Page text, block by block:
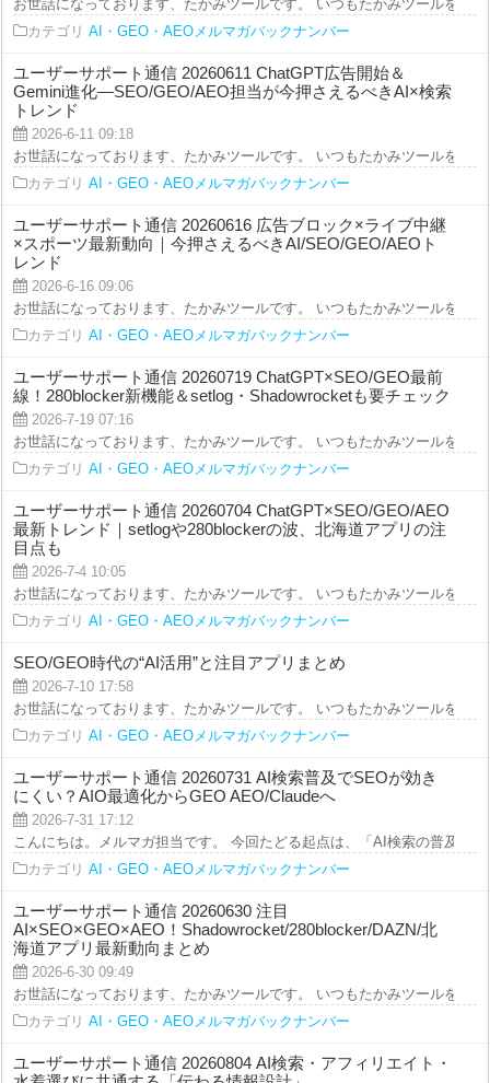
お世話になっております、たかみツールです。 いつもたかみツールをご
カテゴリ AI・GEO・AEOメルマガバックナンバー
ユーザーサポート通信 20260611 ChatGPT広告開始＆
Gemini進化—SEO/GEO/AEO担当が今押さえるべきAI×検索
トレンド
2026-6-11 09:18
お世話になっております、たかみツールです。 いつもたかみツールをご
カテゴリ AI・GEO・AEOメルマガバックナンバー
ユーザーサポート通信 20260616 広告ブロック×ライブ中継
×スポーツ最新動向｜今押さえるべきAI/SEO/GEO/AEOト
レンド
2026-6-16 09:06
お世話になっております、たかみツールです。 いつもたかみツールをご
カテゴリ AI・GEO・AEOメルマガバックナンバー
ユーザーサポート通信 20260719 ChatGPT×SEO/GEO最前
線！280blocker新機能＆setlog・Shadowrocketも要チェック
2026-7-19 07:16
お世話になっております、たかみツールです。 いつもたかみツールをご
カテゴリ AI・GEO・AEOメルマガバックナンバー
ユーザーサポート通信 20260704 ChatGPT×SEO/GEO/AEO
最新トレンド｜setlogや280blockerの波、北海道アプリの注
目点も
2026-7-4 10:05
お世話になっております、たかみツールです。 いつもたかみツールをご
カテゴリ AI・GEO・AEOメルマガバックナンバー
SEO/GEO時代の“AI活用”と注目アプリまとめ
2026-7-10 17:58
お世話になっております、たかみツールです。 いつもたかみツールをご
カテゴリ AI・GEO・AEOメルマガバックナンバー
ユーザーサポート通信 20260731 AI検索普及でSEOが効き
にくい？AIO最適化からGEO AEO/Claudeへ
2026-7-31 17:12
こんにちは。メルマガ担当です。 今回たどる起点は、「AI検索の普及で“
カテゴリ AI・GEO・AEOメルマガバックナンバー
ユーザーサポート通信 20260630 注目
AI×SEO×GEO×AEO！Shadowrocket/280blocker/DAZN/北
海道アプリ最新動向まとめ
2026-6-30 09:49
お世話になっております、たかみツールです。 いつもたかみツールをご
カテゴリ AI・GEO・AEOメルマガバックナンバー
ユーザーサポート通信 20260804 AI検索・アフィリエイト・